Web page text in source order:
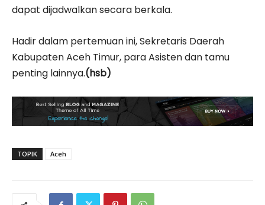
dapat dijadwalkan secara berkala.
Hadir dalam pertemuan ini, Sekretaris Daerah
Kabupaten Aceh Timur, para Asisten dan tamu
penting lainnya.(hsb)
TOPIK Aceh